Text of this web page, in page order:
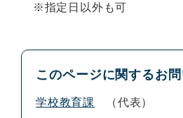
※指定日以外も可
このページに関するお
学校教育課 代表